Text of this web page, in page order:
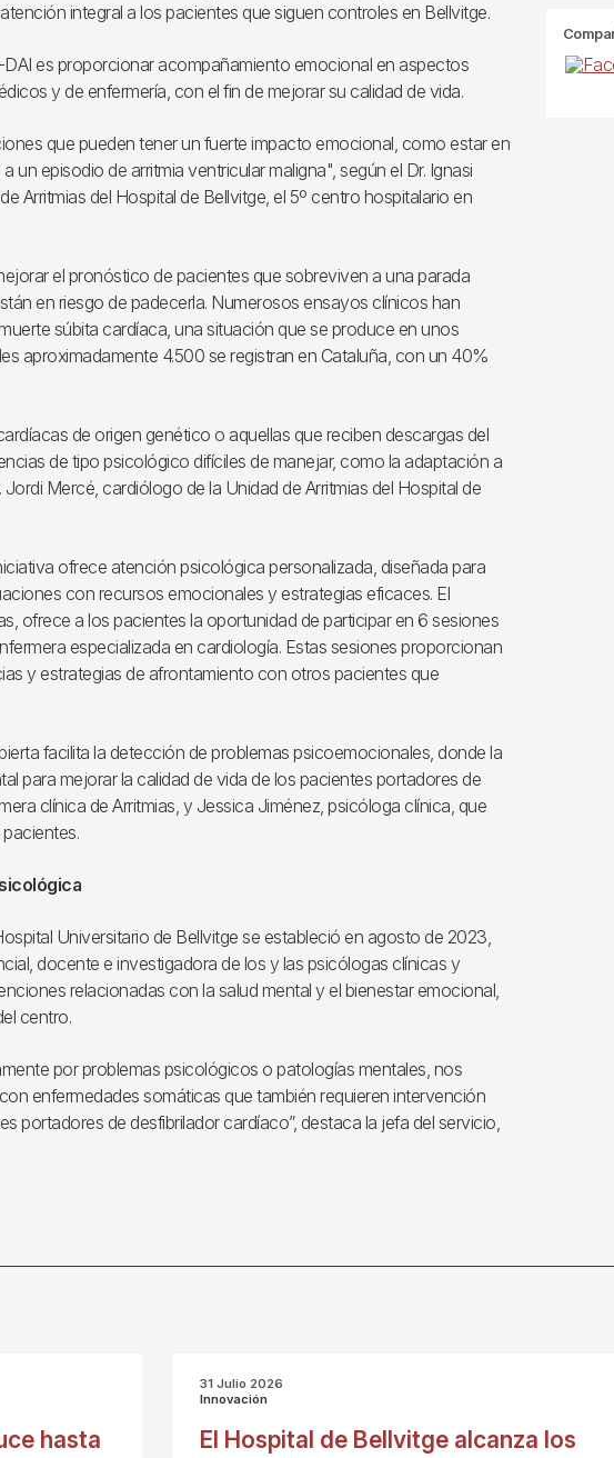
integral a los pacientes que siguen controles en Bellvitge.
es proporcionar acompañamiento emocional en aspectos
y de enfermería, con el fin de mejorar su calidad de vida.
que pueden tener un fuerte impacto emocional, como estar en
un episodio de arritmia ventricular maligna", según el Dr. Ignasi
Arritmias del Hospital de Bellvitge, el 5º centro hospitalario en
el pronóstico de pacientes que sobreviven a una parada
en riesgo de padecerla. Numerosos ensayos clínicos han
súbita cardíaca, una situación que se produce en unos
aproximadamente 4.500 se registran en Cataluña, con un 40%
de origen genético o aquellas que reciben descargas del
de tipo psicológico difíciles de manejar, como la adaptación a
Mercé, cardiólogo de la Unidad de Arritmias del Hospital de
ofrece atención psicológica personalizada, diseñada para
con recursos emocionales y estrategias eficaces. El
ofrece a los pacientes la oportunidad de participar en 6 sesiones
especializada en cardiología. Estas sesiones proporcionan
y estrategias de afrontamiento con otros pacientes que
facilita la detección de problemas psicoemocionales, donde la
para mejorar la calidad de vida de los pacientes portadores de
clínica de Arritmias, y Jessica Jiménez, psicóloga clínica, que
Universitario de Bellvitge se estableció en agosto de 2023,
docente e investigadora de los y las psicólogas clínicas y
relacionadas con la salud mental y el bienestar emocional,
centro.
por problemas psicológicos o patologías mentales, nos
enfermedades somáticas que también requieren intervención
portadores de desfibrilador cardíaco”, destaca la jefa del servicio,
hasta
31 Julio 2026
Innovación
El Hospital de Bellvitge alcanza los